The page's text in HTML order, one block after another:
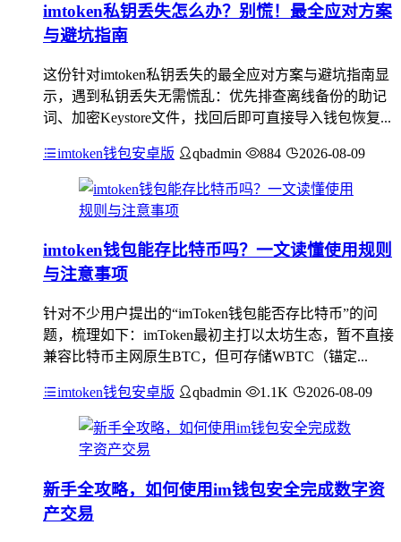
imtoken私钥丢失怎么办？别慌！最全应对方案
与避坑指南
这份针对imtoken私钥丢失的最全应对方案与避坑指南显
示，遇到私钥丢失无需慌乱：优先排查离线备份的助记
词、加密Keystore文件，找回后即可直接导入钱包恢复...
imtoken钱包安卓版 qbadmin 884 2026-08-09
imtoken钱包能存比特币吗？一文读懂使用规则
与注意事项
针对不少用户提出的“imToken钱包能否存比特币”的问
题，梳理如下：imToken最初主打以太坊生态，暂不直接
兼容比特币主网原生BTC，但可存储WBTC（锚定...
imtoken钱包安卓版 qbadmin 1.1K 2026-08-09
新手全攻略，如何使用im钱包安全完成数字资
产交易